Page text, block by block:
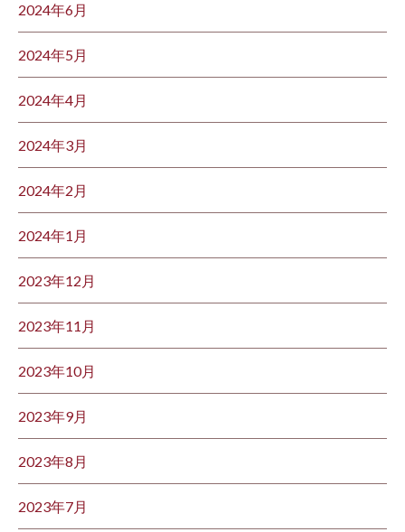
2024年6月
2024年5月
2024年4月
2024年3月
2024年2月
2024年1月
2023年12月
2023年11月
2023年10月
2023年9月
2023年8月
2023年7月